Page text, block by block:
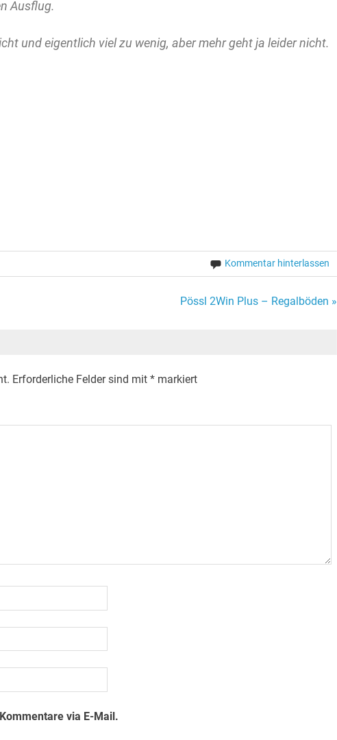
Ausflug.
und eigentlich viel zu wenig, aber mehr geht ja leider nicht.
Kommentar hinterlassen
Pössl 2Win Plus – Regalböden »
Erforderliche Felder sind mit *markiert
via E-Mail.